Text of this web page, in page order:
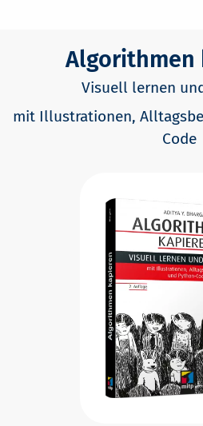
Algorithmen
Visuell lernen
mit Illustrationen,
Code